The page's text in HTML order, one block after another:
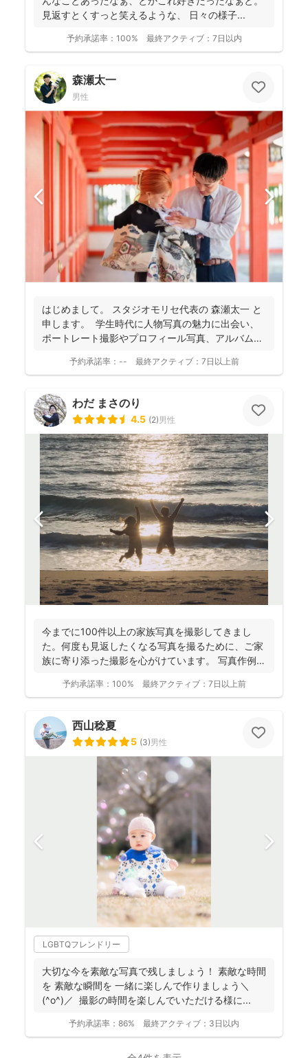
見返すとくすっと笑えるような、 日々の様子...
予約承諾率： 100% 最終アクティブ： 7日以内
森瀬太一
男性
はじめまして。 スタジオモリセ代表の 森瀬太一 と
申します。 学生時代に人物写真の魅力に出会い、
ポートレート撮影やプロフィール写真、アルバム
予約承諾率： -- 最終アクティブ： 7日以上前
わだ まさのり
4.5 (2)男性
今までに100件以上の家族写真を撮影してきまし
た。何度も見返したくなる写真を撮るために、ご家
族に寄り添った撮影を心がけています。 写真作例は
予約承諾率： 100% 最終アクティブ： 7日以上前
西山稔夏
5 (3)男性
LGBTQフレンドリー
大切な今を素敵な写真で残しましょう！ 素敵な時間
を 素敵な瞬間を 一緒に楽しんで作りましょう＼
(^o^)／ 撮影の時間を楽しんでいただける様に...
予約承諾率： 86% 最終アクティブ： 3日以内